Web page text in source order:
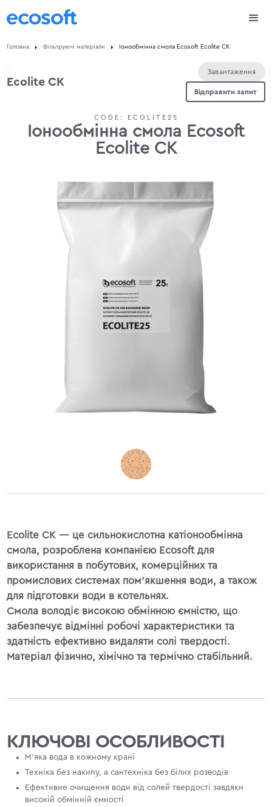
Головна Фільтруючі матеріали Іонообмінна смола Ecosoft Ecolite CK
Ecolite CK
Завантаження
Відправити запит
CODE: ECOLITE25
Іонообмінна смола Ecosoft
Ecolite CK
Ecolite CK — це сильнокислотна катіонообмінна
смола, розроблена компанією Ecosoft для
використання в побутових, комерційних та
промислових системах пом'якшення води, а також
для підготовки води в котельнях.
Смола володіє високою обмінною ємністю, що
забезпечує відмінні робочі характеристики та
здатність ефективно видаляти солі твердості.
Матеріал фізично, хімічно та термічно стабільний.
КЛЮЧОВІ ОСОБЛИВОСТІ
М'яка вода в кожному крані
Техніка без накипу, а сантехніка без білих розводів
Ефективне очищення води від солей твердості завдяки
високій обмінній ємності